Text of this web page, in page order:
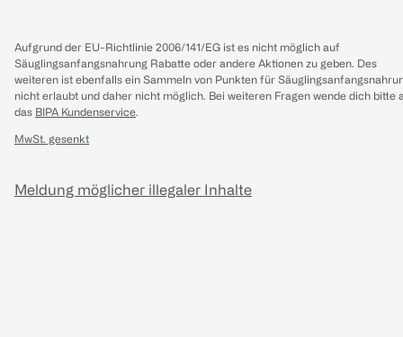
Aufgrund der EU-Richtlinie 2006/141/EG ist es nicht möglich auf
Säuglingsanfangsnahrung Rabatte oder andere Aktionen zu geben. Des
weiteren ist ebenfalls ein Sammeln von Punkten für
nicht erlaubt und daher nicht möglich. Bei weiteren Fragen wende dich bitte
das BIPA Kundenservice.
MwSt. gesenkt
Meldung möglicher illegaler Inhalte